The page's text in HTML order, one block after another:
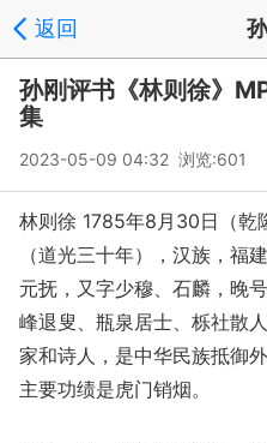
返回
孙刚评书《林则徐》
集
2023-05-09 04:32 浏览:601
林则徐 1785年8月30日（乾
（道光三十年），汉族，福
元抚，又字少穆、石麟，晚
峰退叟、瓶泉居士、栎社散
家和诗人，是中华民族抵御
主要功绩是虎门销烟。